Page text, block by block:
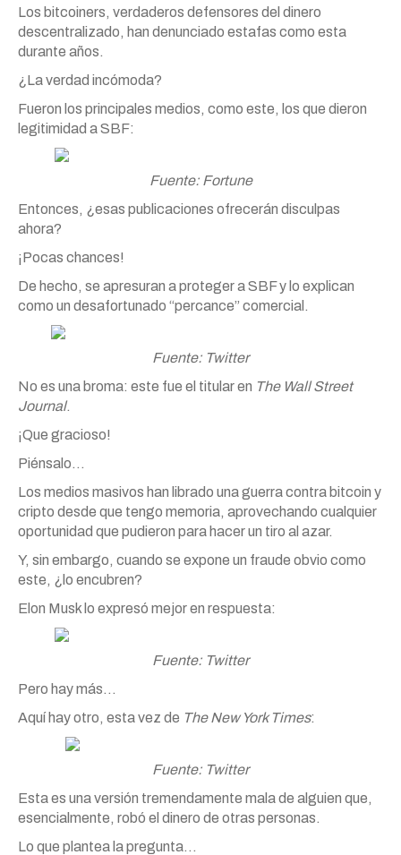
Los bitcoiners, verdaderos defensores del dinero
descentralizado, han denunciado estafas como esta
durante años.
¿La verdad incómoda?
Fueron los principales medios, como este, los que dieron
legitimidad a SBF:
Fuente: Fortune
Entonces, ¿esas publicaciones ofrecerán disculpas
ahora?
¡Pocas chances!
De hecho, se apresuran a proteger a SBF y lo explican
como un desafortunado “percance” comercial.
Fuente: Twitter
No es una broma: este fue el titular en The Wall Street
Journal.
¡Que gracioso!
Piénsalo…
Los medios masivos han librado una guerra contra bitcoin y
cripto desde que tengo memoria, aprovechando cualquier
oportunidad que pudieron para hacer un tiro al azar.
Y, sin embargo, cuando se expone un fraude obvio como
este, ¿lo encubren?
Elon Musk lo expresó mejor en respuesta:
Fuente: Twitter
Pero hay más…
Aquí hay otro, esta vez de The New York Times:
Fuente: Twitter
Esta es una versión tremendamente mala de alguien que,
esencialmente, robó el dinero de otras personas.
Lo que plantea la pregunta…